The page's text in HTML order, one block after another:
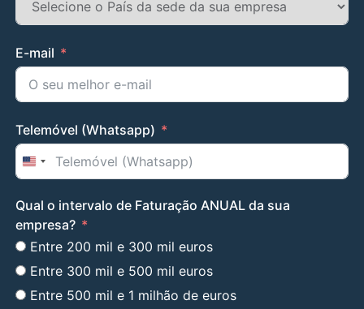
E-mail
Telemóvel (Whatsapp)
United States +1
Qual o intervalo de Faturação ANUAL da sua
empresa?
Entre 200 mil e 300 mil euros
Entre 300 mil e 500 mil euros
Entre 500 mil e 1 milhão de euros